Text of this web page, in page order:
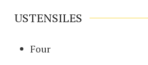
USTENSILES
Four